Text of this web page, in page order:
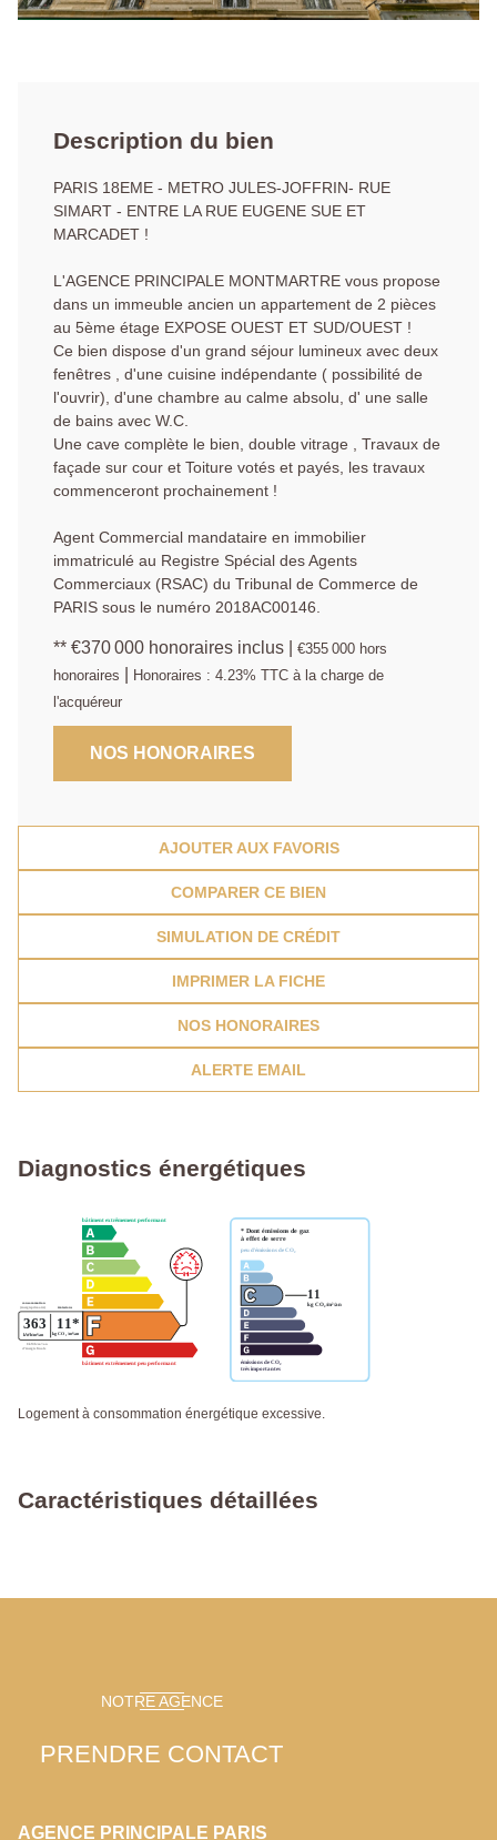
Description du bien
PARIS 18EME - METRO JULES-JOFFRIN- RUE
SIMART - ENTRE LA RUE EUGENE SUE ET
MARCADET !
L'AGENCE PRINCIPALE MONTMARTRE vous propose
dans un immeuble ancien un appartement de 2 pièces
au 5ème étage EXPOSE OUEST ET SUD/OUEST !
Ce bien dispose d'un grand séjour lumineux avec deux
fenêtres , d'une cuisine indépendante ( possibilité de
l'ouvrir), d'une chambre au calme absolu, d' une salle
de bains avec W.C.
Une cave complète le bien, double vitrage , Travaux de
façade sur cour et Toiture votés et payés, les travaux
commenceront prochainement !
Agent Commercial mandataire en immobilier
immatriculé au Registre Spécial des Agents
Commerciaux (RSAC) du Tribunal de Commerce de
PARIS sous le numéro 2018AC00146.
** €370 000 honoraires inclus €355 000 hors
honoraires
Honoraires : 4.23% TTC à la charge de
l'acquéreur
NOS HONORAIRES
AJOUTER AUX FAVORIS
COMPARER CE BIEN
SIMULATION DE CRÉDIT
IMPRIMER LA FICHE
NOS HONORAIRES
ALERTE EMAIL
Diagnostics énergétiques
Logement à consommation énergétique excessive.
Caractéristiques détaillées
NOTRE AGENCE
PRENDRE CONTACT
AGENCE PRINCIPALE PARIS